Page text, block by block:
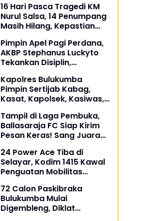
16 Hari Pasca Tragedi KM
Nurul Salsa, 14 Penumpang
Masih Hilang, Kepastian
dipertanyakan
Pimpin Apel Pagi Perdana,
AKBP Stephanus Luckyto
Tekankan Disiplin,
terhadap Organisasi
Kapolres Bulukumba
Pimpin Sertijab Kabag,
Kasat, Kapolsek, Kasiwas,
ini daftarnya
Tampil di Laga Pembuka,
Ballasaraja FC Siap Kirim
Pesan Keras! Sang Juara
Sempurna di Piala
Kemerdekaan Bulukumpa
2026
24 Power Ace Tiba di
Selayar, Kodim 1415 Kawal
Penguatan Mobilitas
72 Calon Paskibraka
Bulukumba Mulai
Digembleng, Diklat